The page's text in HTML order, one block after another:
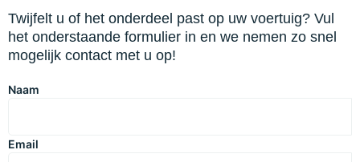
Twijfelt u of het onderdeel past op uw voertuig? Vul
het onderstaande formulier in en we nemen zo snel
mogelijk contact met u op!
Naam
Email